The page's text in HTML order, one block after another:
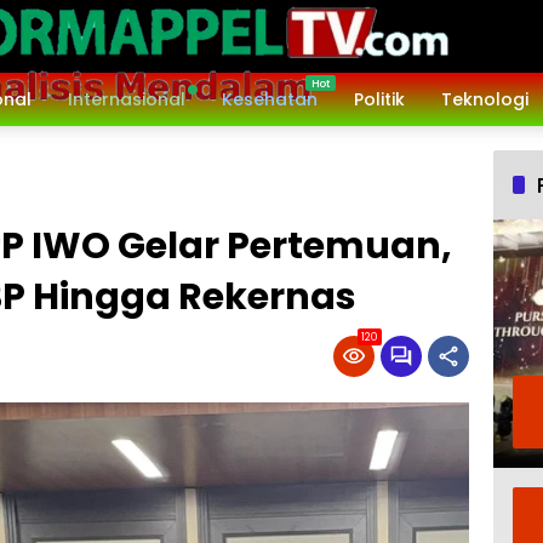
Internasional Kesehatan Politik Teknologi
IWO Gelar Pertemuan,
Hingga Rekernas
120